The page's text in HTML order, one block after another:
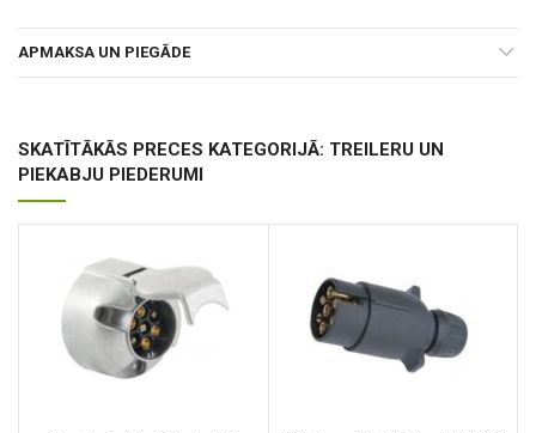
APMAKSA UN PIEGĀDE
SKATĪTĀKĀS PRECES KATEGORIJĀ: TREILERU UN
PIEKABJU PIEDERUMI